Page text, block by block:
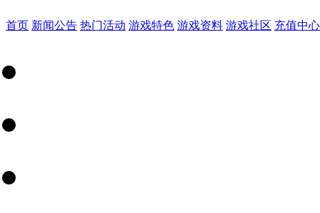
首页 新闻公告 热门活动 游戏特色 游戏资料 游戏社区 充值中心